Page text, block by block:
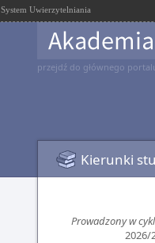
Uwierzytelniania
przejdź do głównego
Kierunki
Prowadzony w
2026/